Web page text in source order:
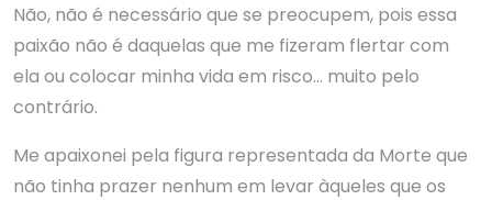
Não, não é necessário que se preocupem, pois essa
paixão não é daquelas que me fizeram flertar com
ela ou colocar minha vida em risco… muito pelo
contrário.
Me apaixonei pela figura representada da Morte que
não tinha prazer nenhum em levar àqueles que os